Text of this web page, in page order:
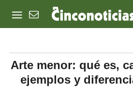
Arte menor: qué es,
ejemplos y